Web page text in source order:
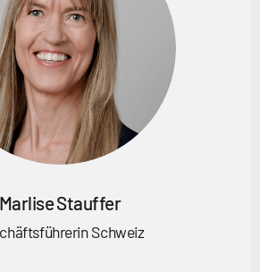
Marlise Stauffer
Schweiz